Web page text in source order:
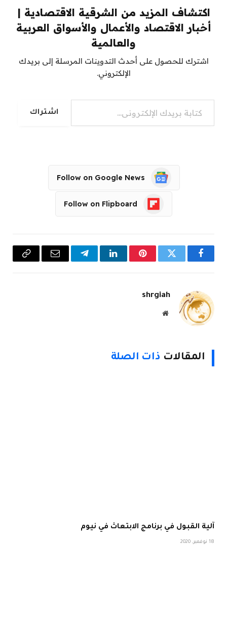
اكتشاف المزيد من الشرقية الاقتصادية |
أخبار الاقتصاد والأعمال والأسواق العربية
والعالمية
اشترك للحصول على أحدث التدوينات المرسلة إلى بريدك
الإلكتروني.
كتابة بريدك الإلكتروني...
اشتراك
Follow on Google News
Follow on Flipboard
فيسبوكتويتر بينتيريستلينكدإن تيلقرام البريد
Copy
shrgiah
موقع
المقالات ذات الصلة
آلية القبول في برنامج الابتعاث في نيوم
18 نوفمبر، 2020